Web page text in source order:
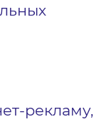
рекламу,